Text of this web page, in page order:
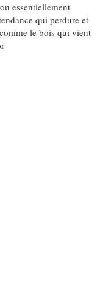
essentiellement
qui perdure et
le bois qui vient